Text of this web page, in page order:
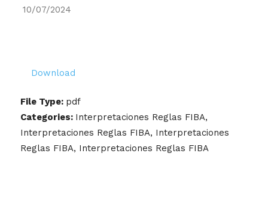
10/07/2024
Download
File Type: pdf
Categories: Interpretaciones Reglas FIBA,
Interpretaciones Reglas FIBA, Interpretaciones
Reglas FIBA, Interpretaciones Reglas FIBA